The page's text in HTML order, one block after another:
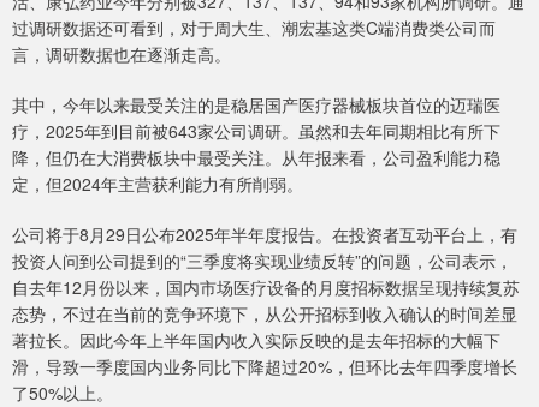
过调研数据还可看到，对于周大生、潮宏基这类C端消费类公司而
言，调研数据也在逐渐走高。
其中，今年以来最受关注的是稳居国产医疗器械板块首位的迈瑞医
疗，2025年到目前被643家公司调研。虽然和去年同期相比有所下
降，但仍在大消费板块中最受关注。从年报来看，公司盈利能力稳
定，但2024年主营获利能力有所削弱。
公司将于8月29日公布2025年半年度报告。在投资者互动平台上，有
投资人问到公司提到的“三季度将实现业绩反转”的问题，公司表示，
自去年12月份以来，国内市场医疗设备的月度招标数据呈现持续复苏
态势，不过在当前的竞争环境下，从公开招标到收入确认的时间差显
著拉长。因此今年上半年国内收入实际反映的是去年招标的大幅下
滑，导致一季度国内业务同比下降超过20%，但环比去年四季度增长
了50%以上。